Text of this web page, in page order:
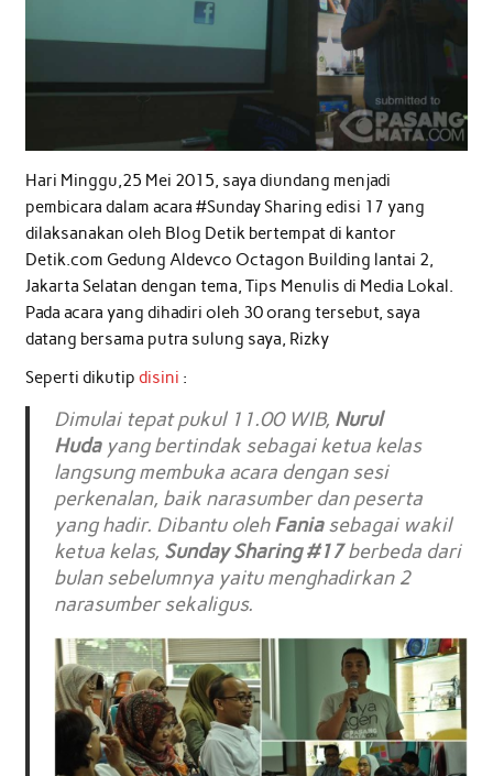
Hari Minggu,25 Mei 2015, saya diundang menjadi
pembicara dalam acara #Sunday Sharing edisi 17 yang
dilaksanakan oleh Blog Detik bertempat di kantor
Detik.com Gedung Aldevco Octagon Building lantai 2,
Jakarta Selatan dengan tema, Tips Menulis di Media Lokal.
Pada acara yang dihadiri oleh 30 orang tersebut, saya
datang bersama putra sulung saya, Rizky
Seperti dikutip disini :
Dimulai tepat pukul 11.00 WIB, Nurul
Hudayang bertindak sebagai ketua kelas
langsung membuka acara dengan sesi
perkenalan, baik narasumber dan peserta
yang hadir. Dibantu olehFaniasebagai wakil
ketua kelas, Sunday Sharing #17berbeda dari
bulan sebelumnya yaitu menghadirkan 2
narasumber sekaligus.